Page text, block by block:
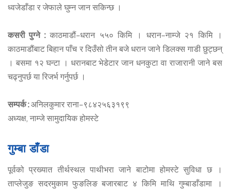
ध्वजेडाँडा र जेफाले घुम्न जान सकिन्छ ।
कसरी पुग्ने :काठमाडौं–धरान ५५० किमि । धरान–नाम्जे २१ किमि ।
काठमाडौंबाट बिहान पाँच र दिउँसो तीन बजे धरान जाने डिलक्स गाडी छुट्छन्
। बसमा १२ घन्टा । धरानबाट भेडेटार जान धनकुटा वा राजारानी जाने बस
चढ्नुपर्छ या रिजर्भ गर्नुपर्छ ।
सम्पर्क :अनिलकुमार राना–९८४२५६३१९९
अध्यक्ष, नाम्जे सामुदायिक होमस्टे
गुम्बा डाँडा
पूर्वको प्रख्यात तीर्थस्थल पाथीभरा जाने बाटोमा होमस्टे सुविधा छ ।
ताप्लेजुङ सदरमुकाम फुङलिङ बजारबाट ४ किमि माथि गुम्बाडाँडामा ।